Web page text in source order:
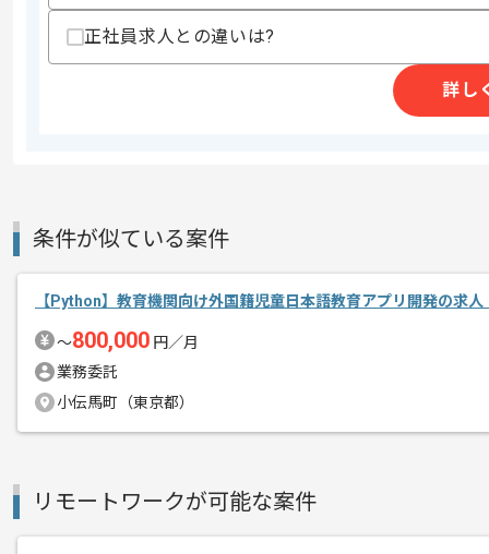
精算条件
有
140時間〜180時間
その他募集要項
募集人数
エージェントからのコ
経験豊富なエンジニアと成長が出来る
スキルアップされたい方、長期的に参
正社員求人との違いは?
詳し
条件が似ている案件
【Python】教育機関向け外国籍児童日本語教育アプリ開発の求人
〜800,000 円／月
業務委託
小伝馬町（東京都）
リモートワークが可能な案件